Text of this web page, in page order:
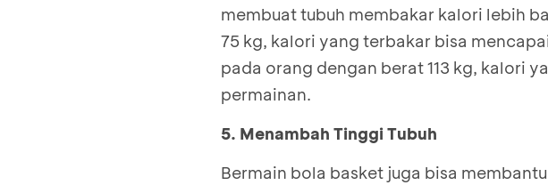
membuat tubuh membakar kalori lebih
75 kg, kalori yang terbakar bisa
pada orang dengan berat 113 kg, kalori
permainan.
5. Menambah Tinggi Tubuh
Bermain bola basket juga bisa